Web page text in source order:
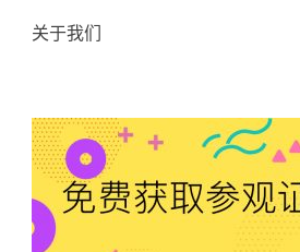
关于我们